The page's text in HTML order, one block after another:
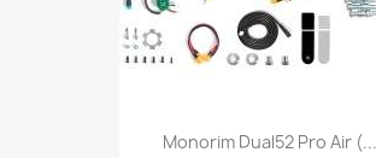
Monorim Dual52 Pro Air (...